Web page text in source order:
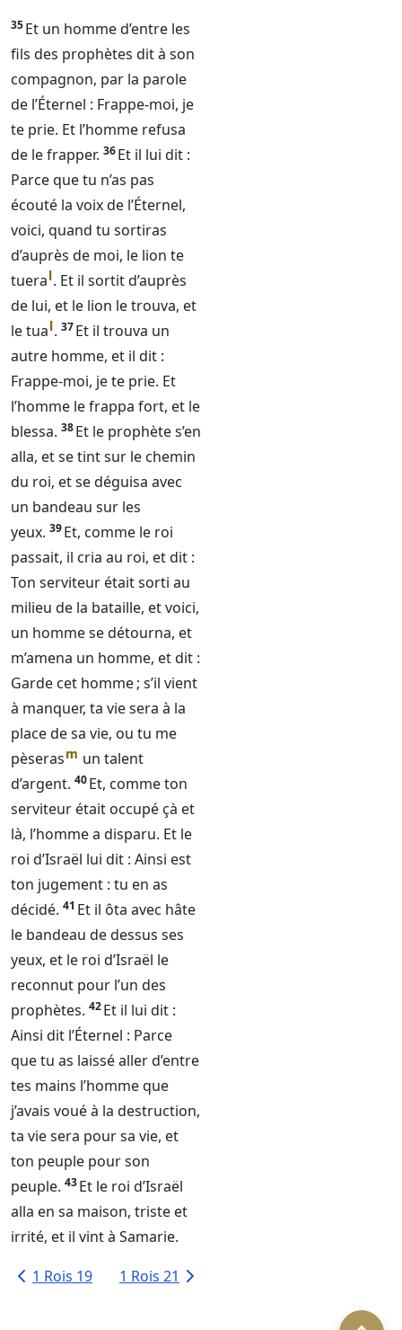
35Et un homme d’entre les
fils des prophètes dit à son
compagnon, par la parole
de l’Éternel : Frappe-moi, je
te prie. Et l’homme refusa
de le frapper. 36Et il lui dit :
Parce que tu n’as pas
écouté la voix de l’Éternel,
voici, quand tu sortiras
d’auprès de moi, le lion te
tueral. Et il sortit d’auprès
de lui, et le lion le trouva, et
le tual. 37Et il trouva un
autre homme, et il dit :
Frappe-moi, je te prie. Et
l’homme le frappa fort, et le
blessa. 38Et le prophète s’en
alla, et se tint sur le chemin
du roi, et se déguisa avec
un bandeau sur les
yeux. 39Et, comme le roi
passait, il cria au roi, et dit :
Ton serviteur était sorti au
milieu de la bataille, et voici,
un homme se détourna, et
m’amena un homme, et dit :
Garde cet homme ; s’il vient
à manquer, ta vie sera à la
place de sa vie, ou tu me
pèserasm un talent
d’argent. 40Et, comme ton
serviteur était occupé çà et
là, l’homme a disparu. Et le
roi d’Israël lui dit : Ainsi est
ton jugement : tu en as
décidé. 41 Et il ôta avec hâte
le bandeau de dessus ses
yeux, et le roi d’Israël le
reconnut pour l’un des
prophètes. 42Et il lui dit :
Ainsi dit l’Éternel : Parce
que tu as laissé aller d’entre
tes mains l’homme que
j’avais voué à la destruction,
ta vie sera pour sa vie, et
ton peuple pour son
peuple. 43Et le roi d’Israël
alla en sa maison, triste et
irrité, et il vint à Samarie.
1 Rois 19
1 Rois 21